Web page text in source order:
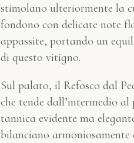
stimolano ulteriormente la
fondono con delicate note
appassite, portando un
di questo vitigno.
Sul palato, il Refosco dal
che tende dall’intermedio
tannica evidente ma
bilanciano armoniosamente